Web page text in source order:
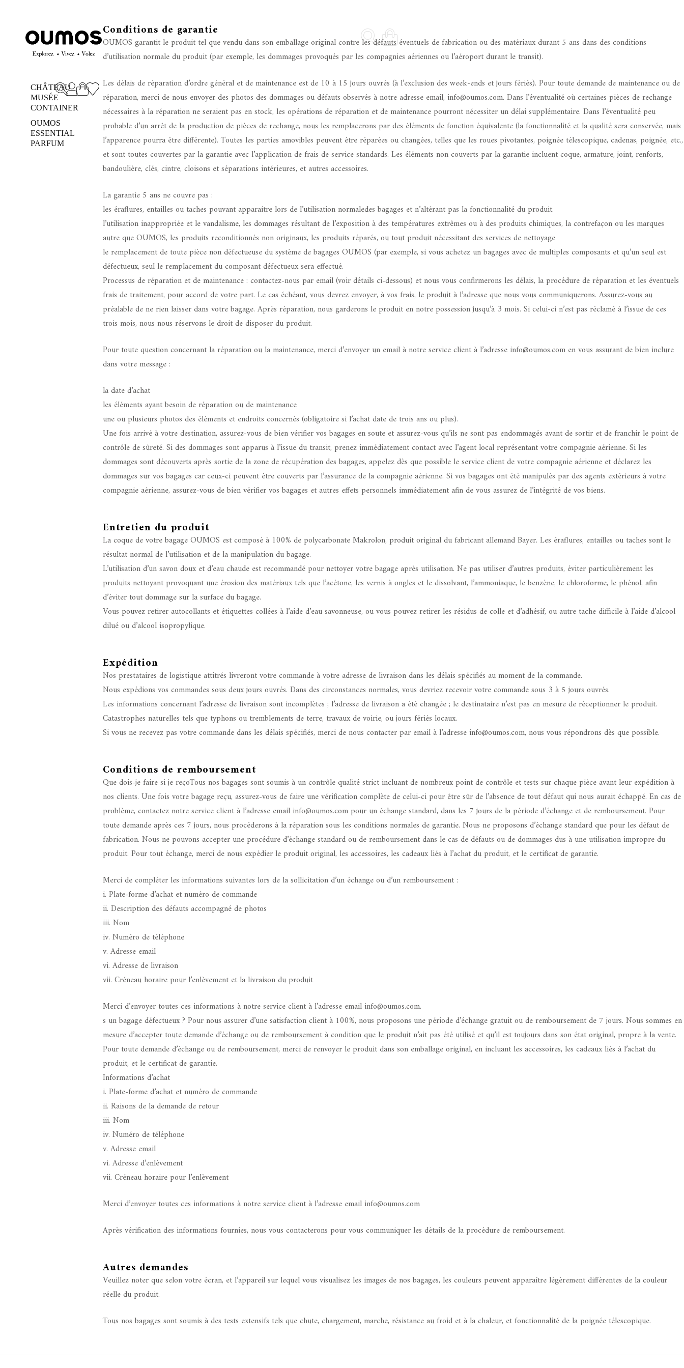
CHÂTEAU
MUSÉE
CONTAINER
OUMOS
ESSENTIAL
PARFUM
Conditions de garantie
OUMOS garantit le produit tel que vendu dans son emballage original contre les défauts éventuels de fabrication ou des matériaux durant 5 ans dans des conditions
d’utilisation normale du produit (par exemple, les dommages provoqués par les compagnies aériennes ou l’aéroport durant le transit).
Les délais de réparation d’ordre général et de maintenance est de 10 à 15 jours ouvrés (à l’exclusion des week-ends et jours fériés). Pour toute demande de maintenance ou de
réparation, merci de nous envoyer des photos des dommages ou défauts observés à notre adresse email, info@oumos.com. Dans l’éventualité où certaines pièces de rechange
nécessaires à la réparation ne seraient pas en stock, les opérations de réparation et de maintenance pourront nécessiter un délai supplémentaire. Dans l’éventualité peu
probable d’un arrêt de la production de pièces de rechange, nous les remplacerons par des éléments de fonction équivalente (la fonctionnalité et la qualité sera conservée, mais
l’apparence pourra être différente). Toutes les parties amovibles peuvent être réparées ou changées, telles que les roues pivotantes, poignée télescopique, cadenas, poignée, etc.,
et sont toutes couvertes par la garantie avec l’application de frais de service standards. Les éléments non couverts par la garantie incluent coque, armature, joint, renforts,
bandoulière, clés, cintre, cloisons et séparations intérieures, et autres accessoires.
La garantie 5 ans ne couvre pas :
les éraflures, entailles ou taches pouvant apparaître lors de l’utilisation normaledes bagages et n’altérant pas la fonctionnalité du produit.
l’utilisation inappropriée et le vandalisme, les dommages résultant de l’exposition à des températures extrêmes ou à des produits chimiques, la contrefaçon ou les marques
autre que OUMOS, les produits reconditionnés non originaux, les produits réparés, ou tout produit nécessitant des services de nettoyage
le remplacement de toute pièce non défectueuse du système de bagages OUMOS (par exemple, si vous achetez un bagages avec de multiples composants et qu’un seul est
défectueux, seul le remplacement du composant défectueux sera effectué.
Processus de réparation et de maintenance : contactez-nous par email (voir détails ci-dessous) et nous vous confirmerons les délais, la procédure de réparation et les éventuels
frais de traitement, pour accord de votre part. Le cas échéant, vous devrez envoyer, à vos frais, le produit à l’adresse que nous vous communiquerons. Assurez-vous au
préalable de ne rien laisser dans votre bagage. Après réparation, nous garderons le produit en notre possession jusqu’à 3 mois. Si celui-ci n’est pas réclamé à l’issue de ces
trois mois, nous nous réservons le droit de disposer du produit.
Pour toute question concernant la réparation ou la maintenance, merci d’envoyer un email à notre service client à l’adresse info@oumos.com en vous assurant de bien inclure
dans votre message :
la date d’achat
les éléments ayant besoin de réparation ou de maintenance
une ou plusieurs photos des éléments et endroits concernés (obligatoire si l’achat date de trois ans ou plus).
Une fois arrivé à votre destination, assurez-vous de bien vérifier vos bagages en soute et assurez-vous qu’ils ne sont pas endommagés avant de sortir et de franchir le point de
contrôle de sûreté. Si des dommages sont apparus à l’issue du transit, prenez immédiatement contact avec l’agent local représentant votre compagnie aérienne. Si les
dommages sont découverts après sortie de la zone de récupération des bagages, appelez dès que possible le service client de votre compagnie aérienne et déclarez les
dommages sur vos bagages car ceux-ci peuvent être couverts par l’assurance de la compagnie aérienne. Si vos bagages ont été manipulés par des agents extérieurs à votre
compagnie aérienne, assurez-vous de bien vérifier vos bagages et autres effets personnels immédiatement afin de vous assurez de l’intégrité de vos biens.
Entretien du produit
La coque de votre bagage OUMOS est composé à 100% de polycarbonate Makrolon, produit original du fabricant allemand Bayer. Les éraflures, entailles ou taches sont le
résultat normal de l’utilisation et de la manipulation du bagage.
L’utilisation d’un savon doux et d’eau chaude est recommandé pour nettoyer votre bagage après utilisation. Ne pas utiliser d’autres produits, éviter particulièrement les
produits nettoyant provoquant une érosion des matériaux tels que l’acétone, les vernis à ongles et le dissolvant, l’ammoniaque, le benzène, le chloroforme, le phénol, afin
d’éviter tout dommage sur la surface du bagage.
Vous pouvez retirer autocollants et étiquettes collées à l’aide d’eau savonneuse, ou vous pouvez retirer les résidus de colle et d’adhésif, ou autre tache difficile à l’aide d’alcool
dilué ou d’alcool isopropylique.
Expédition
Nos prestataires de logistique attitrés livreront votre commande à votre adresse de livraison dans les délais spécifiés au moment de la commande.
Nous expédions vos commandes sous deux jours ouvrés. Dans des circonstances normales, vous devriez recevoir votre commande sous 3 à 5 jours ouvrés.
Les informations concernant l’adresse de livraison sont incomplètes ; l’adresse de livraison a été changée ; le destinataire n’est pas en mesure de réceptionner le produit.
Catastrophes naturelles tels que typhons ou tremblements de terre, travaux de voirie, ou jours fériés locaux.
Si vous ne recevez pas votre commande dans les délais spécifiés, merci de nous contacter par email à l’adresse info@oumos.com, nous vous répondrons dès que possible.
Conditions de remboursement
Que dois-je faire si je reçoTous nos bagages sont soumis à un contrôle qualité strict incluant de nombreux point de contrôle et tests sur chaque pièce avant leur expédition à
nos clients. Une fois votre bagage reçu, assurez-vous de faire une vérification complète de celui-ci pour être sûr de l’absence de tout défaut qui nous aurait échappé. En cas de
problème, contactez notre service client à l’adresse email info@oumos.com pour un échange standard, dans les 7 jours de la période d’échange et de remboursement. Pour
toute demande après ces 7 jours, nous procéderons à la réparation sous les conditions normales de garantie. Nous ne proposons d’échange standard que pour les défaut de
fabrication. Nous ne pouvons accepter une procédure d’échange standard ou de remboursement dans le cas de défauts ou de dommages dus à une utilisation impropre du
produit. Pour tout échange, merci de nous expédier le produit original, les accessoires, les cadeaux liés à l’achat du produit, et le certificat de garantie.
Merci de compléter les informations suivantes lors de la sollicitation d’un échange ou d’un remboursement :
i. Plate-forme d’achat et numéro de commande
ii. Description des défauts accompagné de photos
iii. Nom
iv. Numéro de téléphone
v. Adresse email
vi. Adresse de livraison
vii. Créneau horaire pour l’enlèvement et la livraison du produit
Merci d’envoyer toutes ces informations à notre service client à l’adresse email info@oumos.com.
s un bagage défectueux ? Pour nous assurer d’une satisfaction client à 100%, nous proposons une période d’échange gratuit ou de remboursement de 7 jours. Nous sommes en
mesure d’accepter toute demande d’échange ou de remboursement à condition que le produit n’ait pas été utilisé et qu’il est toujours dans son état original, propre à la vente.
Pour toute demande d’échange ou de remboursement, merci de renvoyer le produit dans son emballage original, en incluant les accessoires, les cadeaux liés à l’achat du
produit, et le certificat de garantie.
Informations d’achat
i. Plate-forme d’achat et numéro de commande
ii. Raisons de la demande de retour
iii. Nom
iv. Numéro de téléphone
v. Adresse email
vi. Adresse d’enlèvement
vii. Créneau horaire pour l’enlèvement
Merci d’envoyer toutes ces informations à notre service client à l’adresse email info@oumos.com
Après vérification des informations fournies, nous vous contacterons pour vous communiquer les détails de la procédure de remboursement.
Autres demandes
Veuillez noter que selon votre écran, et l’appareil sur lequel vous visualisez les images de nos bagages, les couleurs peuvent apparaître légèrement différentes de la couleur
réelle du produit.
Tous nos bagages sont soumis à des tests extensifs tels que chute, chargement, marche, résistance au froid et à la chaleur, et fonctionnalité de la poignée télescopique.